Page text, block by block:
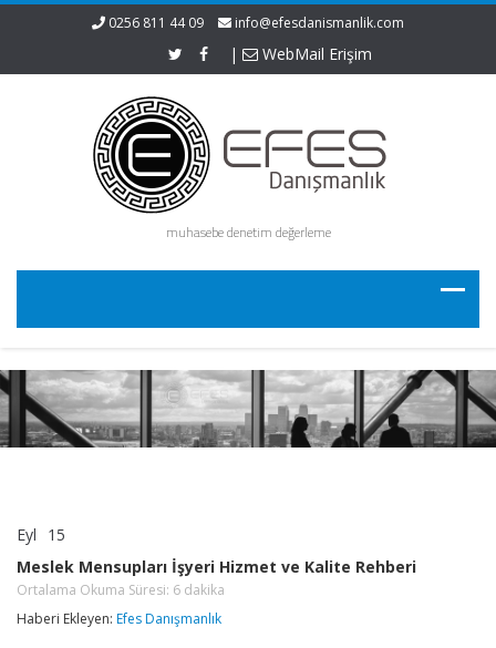
0256 811 44 09 info@efesdanismanlik.com
| WebMail Erişim
muhasebe denetim değerleme
Eyl 15
İşyeri
Hizmet
Kalite
Meslek Mensupları İşyeri Hizmet ve Kalite Rehberi
Ortalama Okuma Süresi: 6 dakika
Haberi Ekleyen: Efes Danışmanlık